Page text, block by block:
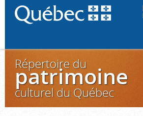
Répertoire du
patrimoine
culturel du Québec